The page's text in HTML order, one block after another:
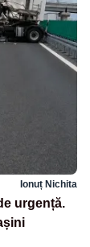
Ionuț Nichita
urgență.